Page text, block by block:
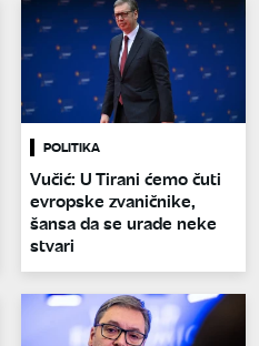
POLITIKA
Vučić: U Tirani ćemo čuti
evropske zvaničnike,
šansa da se urade neke
stvari